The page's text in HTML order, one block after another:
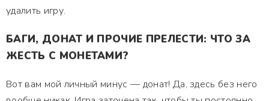
удалить игру.
БАГИ, ДОНАТ И ПРОЧИЕ ПРЕЛЕСТИ: ЧТО ЗА
ЖЕСТЬ С МОНЕТАМИ?
Вот вам мой личный минус — донат! Да, здесь без него